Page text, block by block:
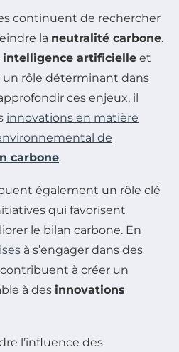
continuent de rechercher
la neutralité carbone.
intelligence artificielle et
un rôle déterminant dans
ces enjeux, il
innovations en matière
de
carbone.
également un rôle clé
qui favorisent
le bilan carbone. En
à s’engager dans des
à créer un
à des innovations
l’influence des